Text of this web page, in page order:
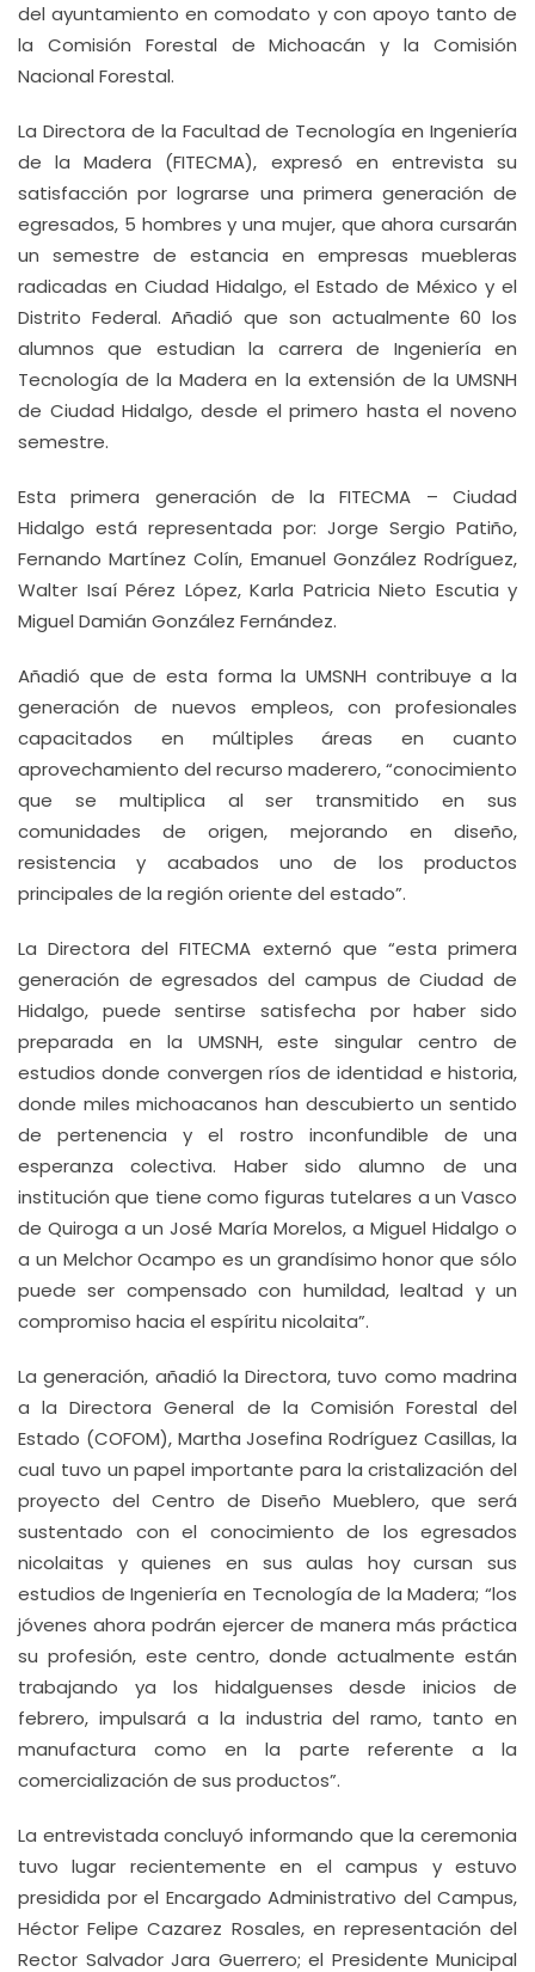
del ayuntamiento en comodato y con apoyo tanto de
la Comisión Forestal de Michoacán y la Comisión
Nacional Forestal.
La Directora de la Facultad de Tecnología en Ingeniería
de la Madera (FITECMA), expresó en entrevista su
satisfacción por lograrse una primera generación de
egresados, 5 hombres y una mujer, que ahora cursarán
un semestre de estancia en empresas muebleras
radicadas en Ciudad Hidalgo, el Estado de México y el
Distrito Federal. Añadió que son actualmente 60 los
alumnos que estudian la carrera de Ingeniería en
Tecnología de la Madera en la extensión de la UMSNH
de Ciudad Hidalgo, desde el primero hasta el noveno
semestre.
Esta primera generación de la FITECMA – Ciudad
Hidalgo está representada por: Jorge Sergio Patiño,
Fernando Martínez Colín, Emanuel González Rodríguez,
Walter Isaí Pérez López, Karla Patricia Nieto Escutia y
Miguel Damián González Fernández.
Añadió que de esta forma la UMSNH contribuye a la
generación de nuevos empleos, con profesionales
capacitados en múltiples áreas en cuanto
aprovechamiento del recurso maderero, “conocimiento
que se multiplica al ser transmitido en sus
comunidades de origen, mejorando en diseño,
resistencia y acabados uno de los productos
principales de la región oriente del estado”.
La Directora del FITECMA externó que “esta primera
generación de egresados del campus de Ciudad de
Hidalgo, puede sentirse satisfecha por haber sido
preparada en la UMSNH, este singular centro de
estudios donde convergen ríos de identidad e historia,
donde miles michoacanos han descubierto un sentido
de pertenencia y el rostro inconfundible de una
esperanza colectiva. Haber sido alumno de una
institución que tiene como figuras tutelares a un Vasco
de Quiroga a un José María Morelos, a Miguel Hidalgo o
a un Melchor Ocampo es un grandísimo honor que sólo
puede ser compensado con humildad, lealtad y un
compromiso hacia el espíritu nicolaita”.
La generación, añadió la Directora, tuvo como madrina
a la Directora General de la Comisión Forestal del
Estado (COFOM), Martha Josefina Rodríguez Casillas, la
cual tuvo un papel importante para la cristalización del
proyecto del Centro de Diseño Mueblero, que será
sustentado con el conocimiento de los egresados
nicolaitas y quienes en sus aulas hoy cursan sus
estudios de Ingeniería en Tecnología de la Madera; “los
jóvenes ahora podrán ejercer de manera más práctica
su profesión, este centro, donde actualmente están
trabajando ya los hidalguenses desde inicios de
febrero, impulsará a la industria del ramo, tanto en
manufactura como en la parte referente a la
comercialización de sus productos”.
La entrevistada concluyó informando que la ceremonia
tuvo lugar recientemente en el campus y estuvo
presidida por el Encargado Administrativo del Campus,
Héctor Felipe Cazarez Rosales, en representación del
Rector Salvador Jara Guerrero; el Presidente Municipal